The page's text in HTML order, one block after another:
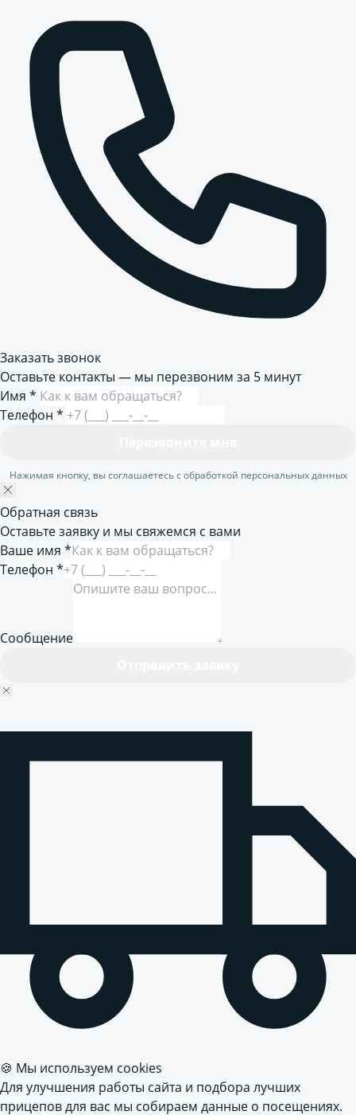
Заказать звонок
Оставьте контакты — мы перезвоним за 5 минут
Имя *
Телефон *
Нажимая кнопку, вы соглашаетесь с обработкой персональных данных
Обратная связь
Оставьте заявку и мы свяжемся с вами
Ваше имя *
Телефон *
Сообщение
🍪 Мы используем cookies
Для улучшения работы сайта и подбора лучших
прицепов для вас мы собираем данные о посещениях.